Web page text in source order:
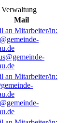
Mail